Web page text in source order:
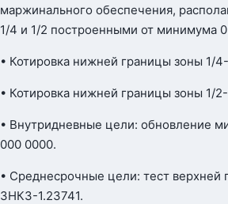
маржинального обеспечения,
1/4 и 1/2 построенными от минимума
• Котировка нижней границы зоны 1/
• Котировка нижней границы зоны 1/2-
• Внутридневные цели: обновление
000 0000.
• Среднесрочные цели: тест верхней
ЗНКЗ-1.23741.